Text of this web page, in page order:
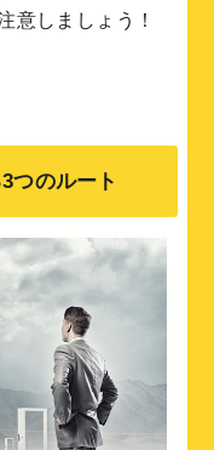
意しましょう！
つのルート